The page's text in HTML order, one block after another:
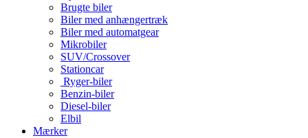
Brugte biler
Biler med anhængertræk
Biler med automatgear
Mikrobiler
SUV/Crossover
Stationcar
Ryger-biler
Benzin-biler
Diesel-biler
Elbil
Mærker